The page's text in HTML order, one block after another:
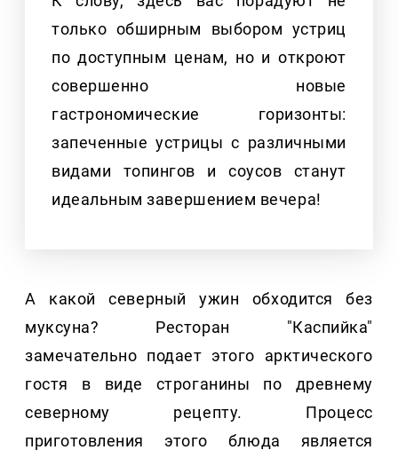
только обширным выбором устриц
по доступным ценам, но и откроют
совершенно новые
гастрономические горизонты:
запеченные устрицы с различными
видами топингов и соусов станут
идеальным завершением вечера!
А какой северный ужин обходится без
муксуна? Ресторан "Каспийка"
замечательно подает этого арктического
гостя в виде строганины по древнему
северному рецепту. Процесс
приготовления этого блюда является